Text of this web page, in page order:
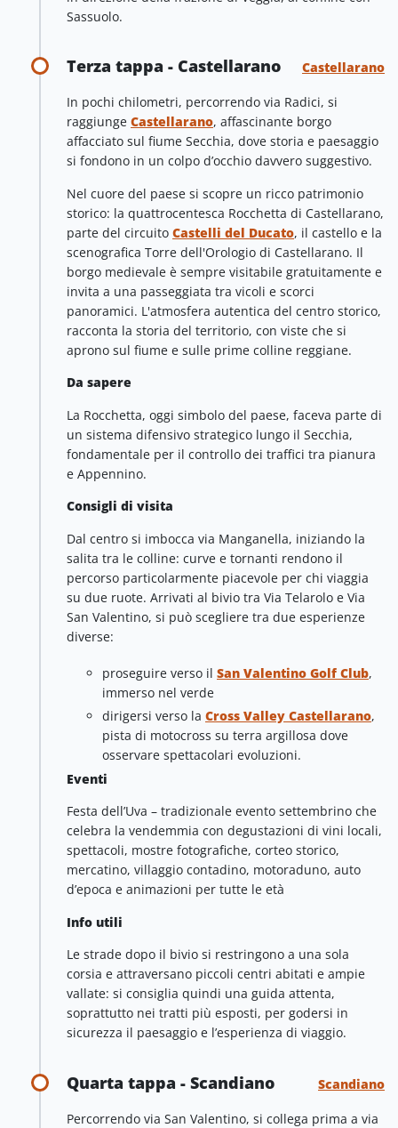
Sassuolo.
Terza tappa - Castellarano Castellarano
In pochi chilometri, percorrendo via Radici, si
raggiunge Castellarano, affascinante borgo
affacciato sul fiume Secchia, dove storia e paesaggio
si fondono in un colpo d’occhio davvero suggestivo.
Nel cuore del paese si scopre un ricco patrimonio
storico: la quattrocentesca Rocchetta di Castellarano,
parte del circuito Castelli del Ducato, il castello e la
scenografica Torre dell'Orologio di Castellarano. Il
borgo medievale è sempre visitabile gratuitamente e
invita a una passeggiata tra vicoli e scorci
panoramici. L'atmosfera autentica del centro storico,
racconta la storia del territorio, con viste che si
aprono sul fiume e sulle prime colline reggiane.
Da sapere
La Rocchetta, oggi simbolo del paese, faceva parte di
un sistema difensivo strategico lungo il Secchia,
fondamentale per il controllo dei traffici tra pianura
e Appennino.
Consigli di visita
Dal centro si imbocca via Manganella, iniziando la
salita tra le colline: curve e tornanti rendono il
percorso particolarmente piacevole per chi viaggia
su due ruote. Arrivati al bivio tra Via Telarolo e Via
San Valentino, si può scegliere tra due esperienze
diverse:
proseguire verso il San Valentino Golf Club,
immerso nel verde
dirigersi verso la Cross Valley Castellarano,
pista di motocross su terra argillosa dove
osservare spettacolari evoluzioni.
Eventi
Festa dell’Uva – tradizionale evento settembrino che
celebra la vendemmia con degustazioni di vini locali,
spettacoli, mostre fotografiche, corteo storico,
mercatino, villaggio contadino, motoraduno, auto
d’epoca e animazioni per tutte le età
Info utili
Le strade dopo il bivio si restringono a una sola
corsia e attraversano piccoli centri abitati e ampie
vallate: si consiglia quindi una guida attenta,
soprattutto nei tratti più esposti, per godersi in
sicurezza il paesaggio e l’esperienza di viaggio.
Quarta tappa - Scandiano Scandiano
Percorrendo via San Valentino, si collega prima a via